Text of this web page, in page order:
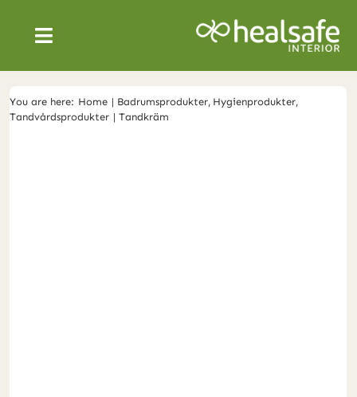
contentToggle
Navigation
You are here: Home Badrumsprodukter Hygienprodukter
Tandvårdsprodukter
Tandkräm